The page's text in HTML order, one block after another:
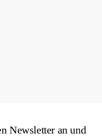
Newsletter an und